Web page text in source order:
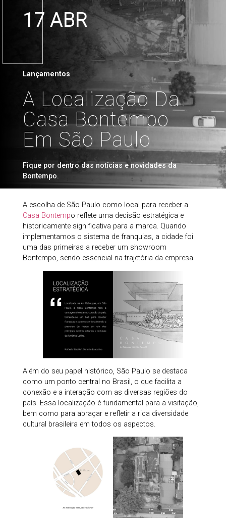
17 ABR
Lançamentos
A Localização Da
Casa Bontempo
Em São Paulo
Fique por dentro das notícias e novidades da
Bontempo.
A escolha de São Paulo como local para receber a
Casa Bontempo reflete uma decisão estratégica e
historicamente significativa para a marca. Quando
implementamos o sistema de franquias, a cidade foi
uma das primeiras a receber um showroom
Bontempo, sendo essencial na trajetória da empresa.
Além do seu papel histórico, São Paulo se destaca
como um ponto central no Brasil, o que facilita a
conexão e a interação com as diversas regiões do
país. Essa localização é fundamental para a visitação,
bem como para abraçar e refletir a rica diversidade
cultural brasileira em todos os aspectos.